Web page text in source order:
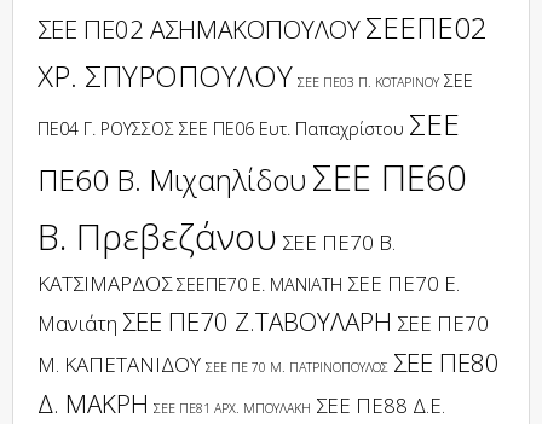
ΣΕΕ ΠΕ02 ΑΣΗΜΑΚΟΠΟΥΛΟΥΣΕΕΠΕ02
ΧΡ. ΣΠΥΡΟΠΟΥΛΟΥ ΣΕΕ ΠΕ03 Π. ΚΟΤΑΡΙΝΟΥ ΣΕΕ
ΠΕ04 Γ. ΡΟΥΣΣΟΣ ΣΕΕ ΠΕ06 Ευτ. Παπαχρίστου ΣΕΕ
ΠΕ60 Β. Μιχαηλίδου ΣΕΕ ΠΕ60
Β. Πρεβεζάνου ΣΕΕ ΠΕ70 Β.
ΚΑΤΣΙΜΑΡΔΟΣ ΣΕΕΠΕ70 Ε. ΜΑΝΙΑΤΗ ΣΕΕ ΠΕ70 Ε.
Μανιάτη ΣΕΕ ΠΕ70 Ζ.ΤΑΒΟΥΛΑΡΗ ΣΕΕ ΠΕ70
Μ. ΚΑΠΕΤΑΝΙΔΟΥ ΣΕΕ ΠΕ 70 Μ. ΠΑΤΡΙΝΟΠΟΥΛΟΣ ΣΕΕ ΠΕ80
Δ. ΜΑΚΡΗ ΣΕΕ ΠΕ81 ΑΡΧ. ΜΠΟΥΛΑΚΗ ΣΕΕ ΠΕ88 Δ.Ε.